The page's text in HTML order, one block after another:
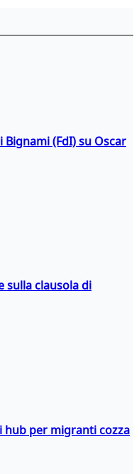
(FdI) su Oscar
sulla clausola di
hub per migranti cozza